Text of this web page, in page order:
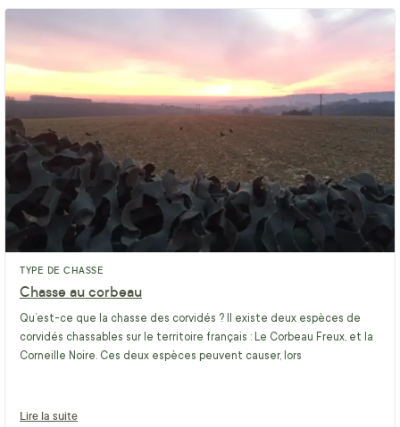
TYPE DE CHASSE
Chasse au corbeau
Qu’est-ce que la chasse des corvidés ? Il existe deux espèces de
corvidés chassables sur le territoire français : Le Corbeau Freux, et la
Corneille Noire. Ces deux espèces peuvent causer, lors
Lire la suite